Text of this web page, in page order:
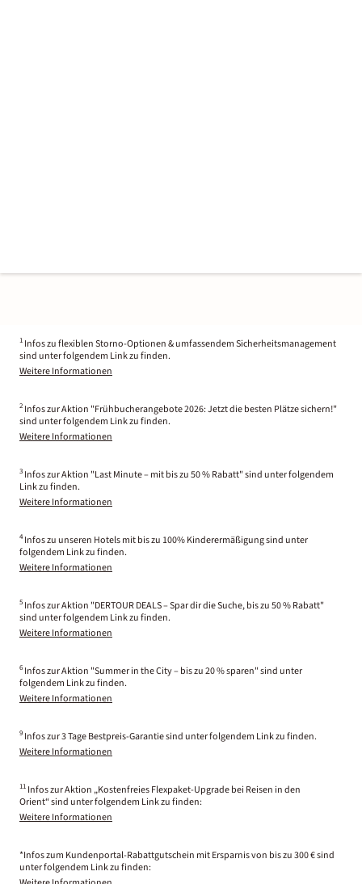
1 Infos zu flexiblen Storno-Optionen & umfassendem Sicherheitsmanagement
sind unter folgendem Link zu finden.
Weitere Informationen
2 Infos zur Aktion "Frühbucherangebote 2026: Jetzt die besten Plätze sichern!"
sind unter folgendem Link zu finden.
Weitere Informationen
3 Infos zur Aktion "Last Minute – mit bis zu 50 % Rabatt" sind unter folgendem
Link zu finden.
Weitere Informationen
4 Infos zu unseren Hotels mit bis zu 100% Kinderermäßigung sind unter
folgendem Link zu finden.
Weitere Informationen
5 Infos zur Aktion "DERTOUR DEALS – Spar dir die Suche, bis zu 50 % Rabatt"
sind unter folgendem Link zu finden.
Weitere Informationen
6 Infos zur Aktion "Summer in the City – bis zu 20 % sparen" sind unter
folgendem Link zu finden.
Weitere Informationen
9 Infos zur 3 Tage Bestpreis-Garantie sind unter folgendem Link zu finden.
Weitere Informationen
11 Infos zur Aktion „Kostenfreies Flexpaket-Upgrade bei Reisen in den
Orient“ sind unter folgendem Link zu finden:
Weitere Informationen
*Infos zum Kundenportal-Rabattgutschein mit Ersparnis von bis zu 300 € sind
unter folgendem Link zu finden: